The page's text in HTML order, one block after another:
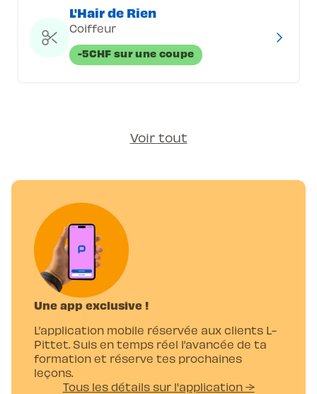
L'Hair de Rien
Coiffeur
-5CHF sur une coupe
Voir tout
Une app exclusive !
L’application mobile réservée aux clients L-
Pittet. Suis en temps réel l’avancée de ta
formation et réserve tes prochaines
leçons.
Tous les détails sur l'application →